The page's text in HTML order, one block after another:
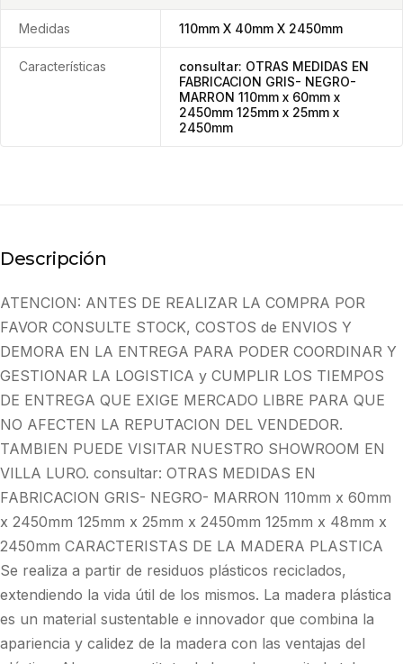
Medidas 110mm X 40mm X 2450mm
Características
consultar: OTRAS MEDIDAS EN
FABRICACION GRIS- NEGRO-
MARRON 110mm x 60mm x
2450mm 125mm x 25mm x
2450mm
Descripción
ATENCION: ANTES DE REALIZAR LA COMPRA POR
FAVOR CONSULTE STOCK, COSTOS de ENVIOS Y
DEMORA EN LA ENTREGA PARA PODER COORDINAR Y
GESTIONAR LA LOGISTICA y CUMPLIR LOS TIEMPOS
DE ENTREGA QUE EXIGE MERCADO LIBRE PARA QUE
NO AFECTEN LA REPUTACION DEL VENDEDOR.
TAMBIEN PUEDE VISITAR NUESTRO SHOWROOM EN
VILLA LURO. consultar: OTRAS MEDIDAS EN
FABRICACION GRIS- NEGRO- MARRON 110mm x 60mm
x 2450mm 125mm x 25mm x 2450mm 125mm x 48mm x
2450mm CARACTERISTAS DE LA MADERA PLASTICA
Se realiza a partir de residuos plásticos reciclados,
extendiendo la vida útil de los mismos. La madera plástica
es un material sustentable e innovador que combina la
apariencia y calidez de la madera con las ventajas del